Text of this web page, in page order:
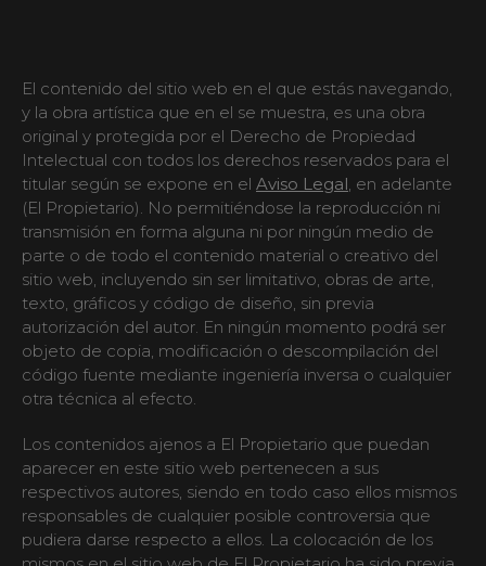
El contenido del sitio web en el que estás navegando,
y la obra artística que en el se muestra, es una obra
original y protegida por el Derecho de Propiedad
Intelectual con todos los derechos reservados para el
titular según se expone en el Aviso Legal, en adelante
(El Propietario). No permitiéndose la reproducción ni
transmisión en forma alguna ni por ningún medio de
parte o de todo el contenido material o creativo del
sitio web, incluyendo sin ser limitativo, obras de arte,
texto, gráficos y código de diseño, sin previa
autorización del autor. En ningún momento podrá ser
objeto de copia, modificación o descompilación del
código fuente mediante ingeniería inversa o cualquier
otra técnica al efecto.
Los contenidos ajenos a El Propietario que puedan
aparecer en este sitio web pertenecen a sus
respectivos autores, siendo en todo caso ellos mismos
responsables de cualquier posible controversia que
pudiera darse respecto a ellos. La colocación de los